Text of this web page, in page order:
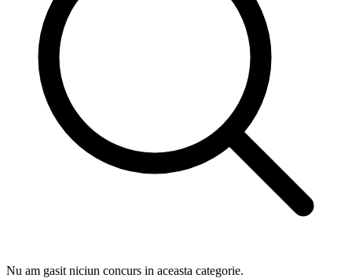
Nu am gasit niciun concurs in aceasta categorie.